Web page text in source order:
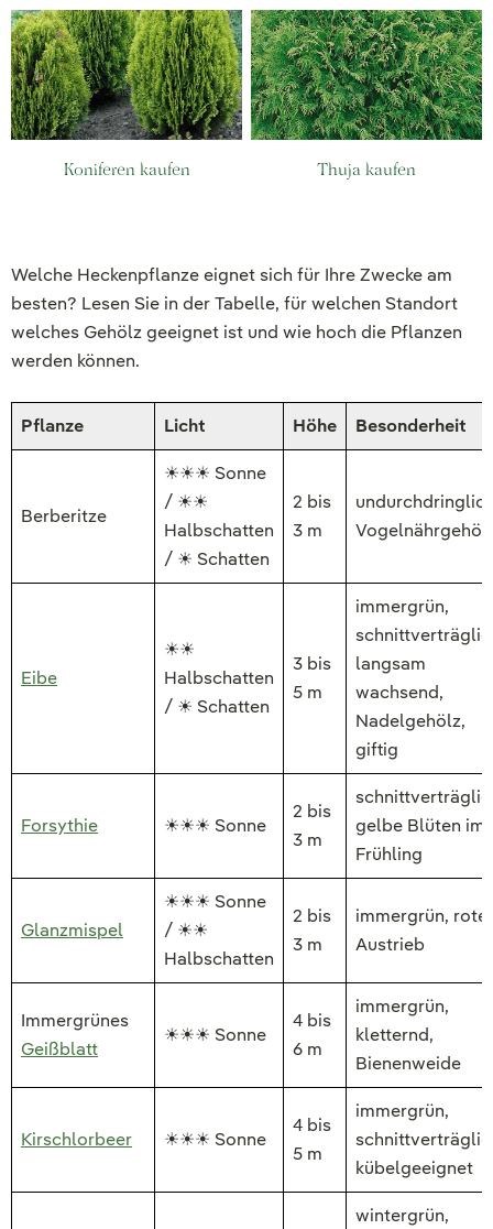
Koniferen kaufen Thuja kaufen
Welche Heckenpflanze eignet sich für Ihre Zwecke am
besten? Lesen Sie in der Tabelle, für welchen Standort
welches Gehölz geeignet ist und wie hoch die Pflanzen
werden können.
Pflanze Licht Höhe Besonderheit
Berberitze
☀☀☀ Sonne
/ ☀☀
Halbschatten
/ ☀ Schatten
2 bis
3 m
Eibe
☀☀
Halbschatten
/ ☀ Schatten
3 bis
5 m
immergrün,
langsam
wachsend,
Nadelgehölz,
giftig
Forsythie ☀☀☀ Sonne
2 bis
3 m
gelbe Blüten im
Frühling
Glanzmispel
☀☀☀ Sonne
/ ☀☀
Halbschatten
2 bis
3 m
immergrün, roter
Austrieb
Immergrünes
Geißblatt
☀☀☀ Sonne
4 bis
6 m
immergrün,
kletternd,
Bienenweide
Kirschlorbeer ☀☀☀ Sonne
4 bis
5 m
immergrün,
kübelgeeignet
wintergrün,